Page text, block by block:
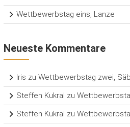
Wettbewerbstag eins, Lanze
Neueste Kommentare
Iris zu Wettbewerbstag zwei,
Steffen Kukral zu
Steffen Kukral zu